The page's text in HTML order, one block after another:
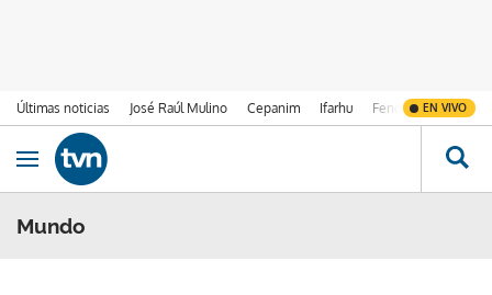
Últimas noticias José Raúl Mulino Cepanim Ifarhu Fenómeno de El
EN VIVO
Ir al contenido
Obrir navegació
Mundo